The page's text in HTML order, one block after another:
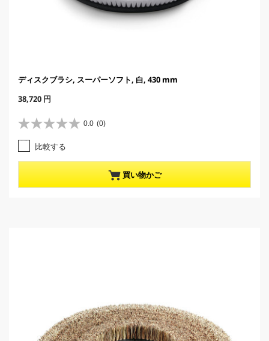
ディスクブラシ, スーパーソフト, 白, 430 mm
C
r
r
e
n
t
p
r
38,720 円
0.0 (0)
星
0
.
0
5
比較する
買い物かご